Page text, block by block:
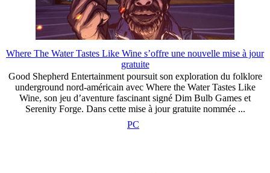
Where The Water Tastes Like Wine s’offre une nouvelle mise à jour
gratuite
Good Shepherd Entertainment poursuit son exploration du folklore
underground nord-américain avec Where the Water Tastes Like
Wine, son jeu d’aventure fascinant signé Dim Bulb Games et
Serenity Forge. Dans cette mise à jour gratuite nommée ...
PC